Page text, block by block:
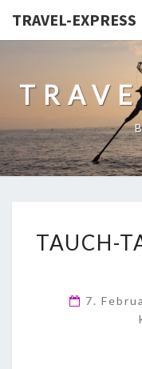
TRAVEL-EXPRESS
TAUCH-
7.